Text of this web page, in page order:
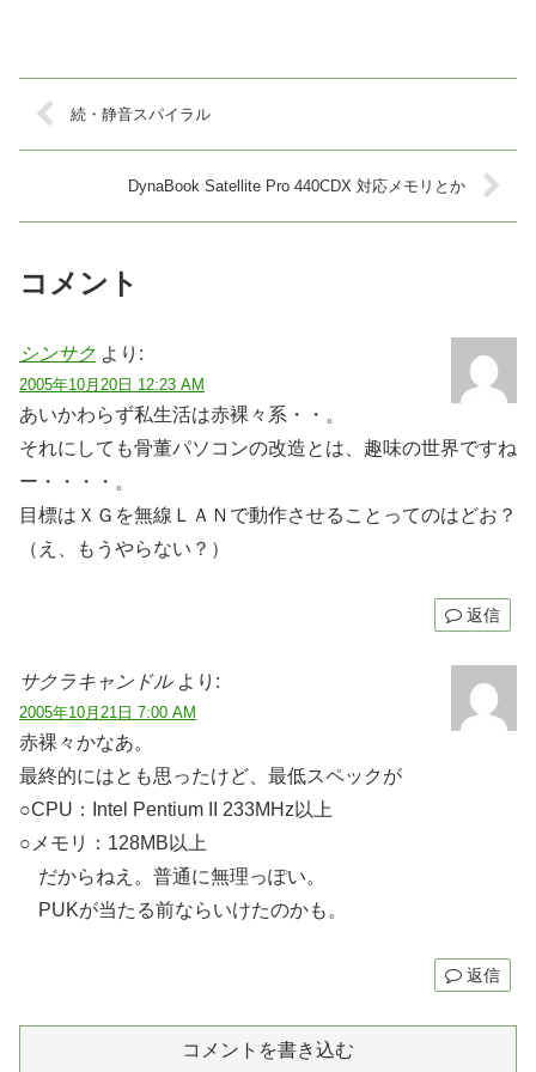
続・静音スパイラル
DynaBook Satellite Pro 440CDX 対応メモリとか
コメント
シンサク より:
2005年10月20日 12:23 AM
あいかわらず私生活は赤裸々系・・。
それにしても骨董パソコンの改造とは、趣味の世界ですね
ー・・・・。
目標はＸＧを無線ＬＡＮで動作させることってのはどお？
（え、もうやらない？）
返信
サクラキャンドル より:
2005年10月21日 7:00 AM
赤裸々かなあ。
最終的にはとも思ったけど、最低スペックが
○CPU：Intel Pentium II 233MHz以上
○メモリ：128MB以上
だからねえ。普通に無理っぽい。
PUKが当たる前ならいけたのかも。
返信
コメントを書き込む